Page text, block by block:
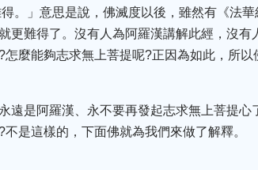
。」意思是說，佛滅度以後，雖然有《法
更難得了。沒有人為阿羅漢講解此經，沒
麼能夠志求無上菩提呢?正因為如此，所
遠是阿羅漢、永不要再發起志求無上菩提
是這樣的，下面佛就為我們來做了解釋。